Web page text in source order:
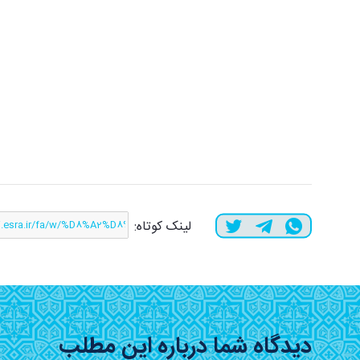
لینک کوتاه:
دیدگاه شما درباره این مطلب